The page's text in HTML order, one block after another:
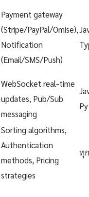
Payment gateway
(Stripe/PayPal/Omise),
Notification
(Email/SMS/Push)
WebSocket real-time
updates, Pub/Sub
messaging
Sorting algorithms,
Authentication
methods, Pricing
strategies
ทุ